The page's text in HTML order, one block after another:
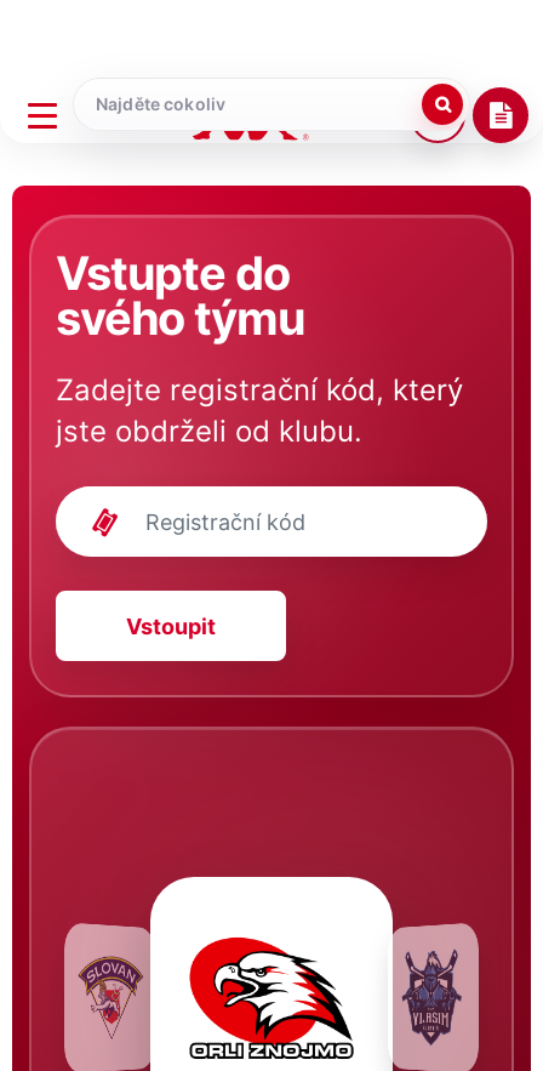
Vstupte do
svého týmu
Zadejte registrační kód, který
jste obdrželi od klubu.
Vstoupit